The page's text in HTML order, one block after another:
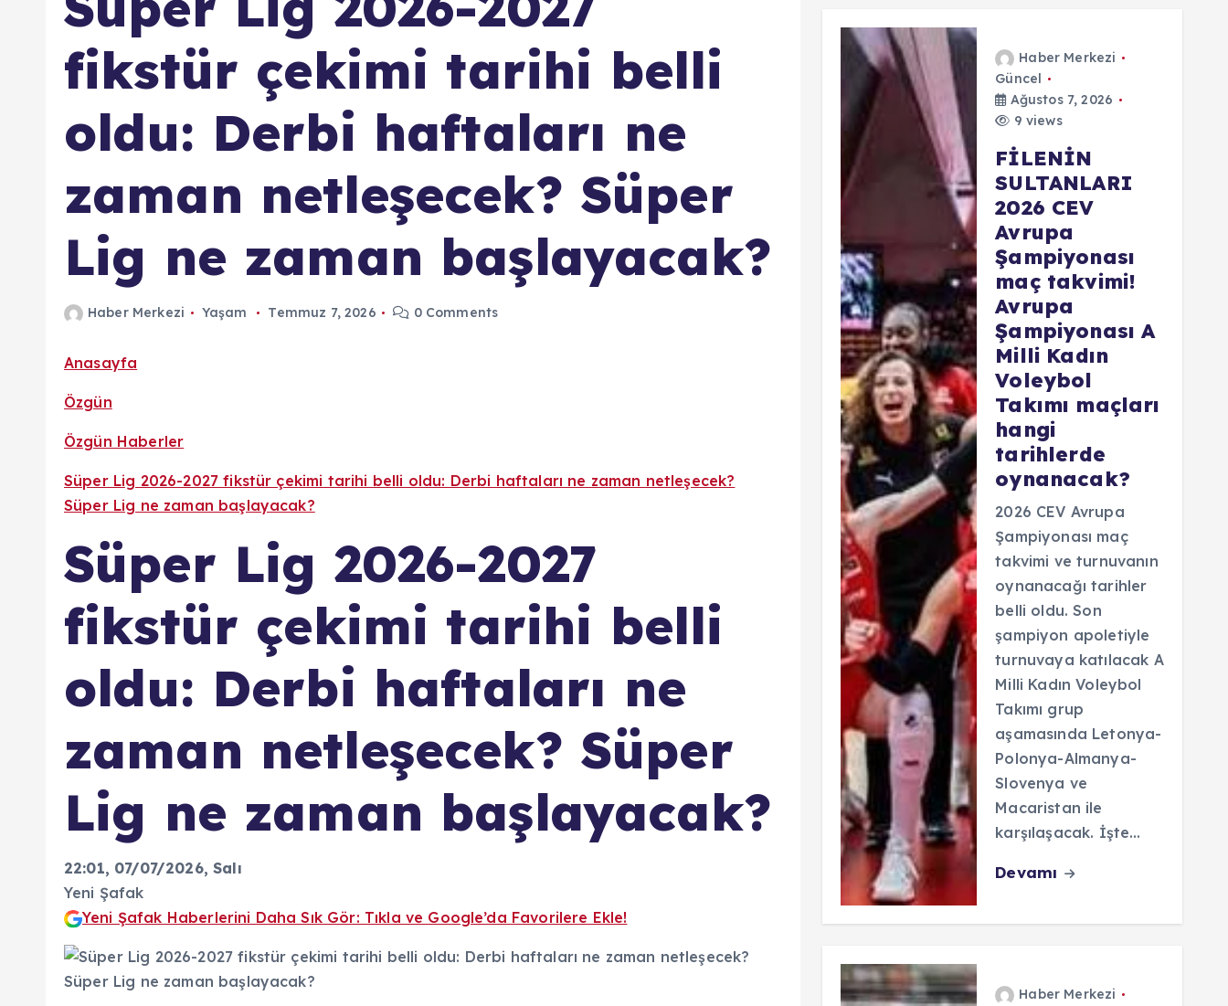
fikstür çekimi tarihi belli
oldu: Derbi haftaları ne
zaman netleşecek? Süper
Lig ne zaman başlayacak?
Haber Merkezi Yaşam Temmuz 7, 2026 0 Comments
Anasayfa
Özgün
Özgün Haberler
Süper Lig 2026-2027 fikstür çekimi tarihi belli oldu: Derbi haftaları ne zaman netleşecek?
Süper Lig ne zaman başlayacak?
Süper Lig 2026-2027
fikstür çekimi tarihi belli
oldu: Derbi haftaları ne
zaman netleşecek? Süper
Lig ne zaman başlayacak?
22:01, 07/07/2026, Salı
Yeni Şafak
Yeni Şafak Haberlerini Daha Sık Gör: Tıkla ve Google’da Favorilere Ekle!
Haber Merkezi
Güncel
Ağustos 7, 2026
9 views
FİLENİN
SULTANLARI
2026 CEV
Avrupa
Şampiyonası
maç takvimi!
Avrupa
Şampiyonası A
Milli Kadın
Voleybol
Takımı maçları
hangi
tarihlerde
oynanacak?
2026 CEV Avrupa
Şampiyonası maç
takvimi ve turnuvanın
oynanacağı tarihler
belli oldu. Son
şampiyon apoletiyle
turnuvaya katılacak A
Milli Kadın Voleybol
Takımı grup
aşamasında Letonya-
Polonya-Almanya-
Slovenya ve
Macaristan ile
karşılaşacak. İşte…
Devamı
Haber Merkezi